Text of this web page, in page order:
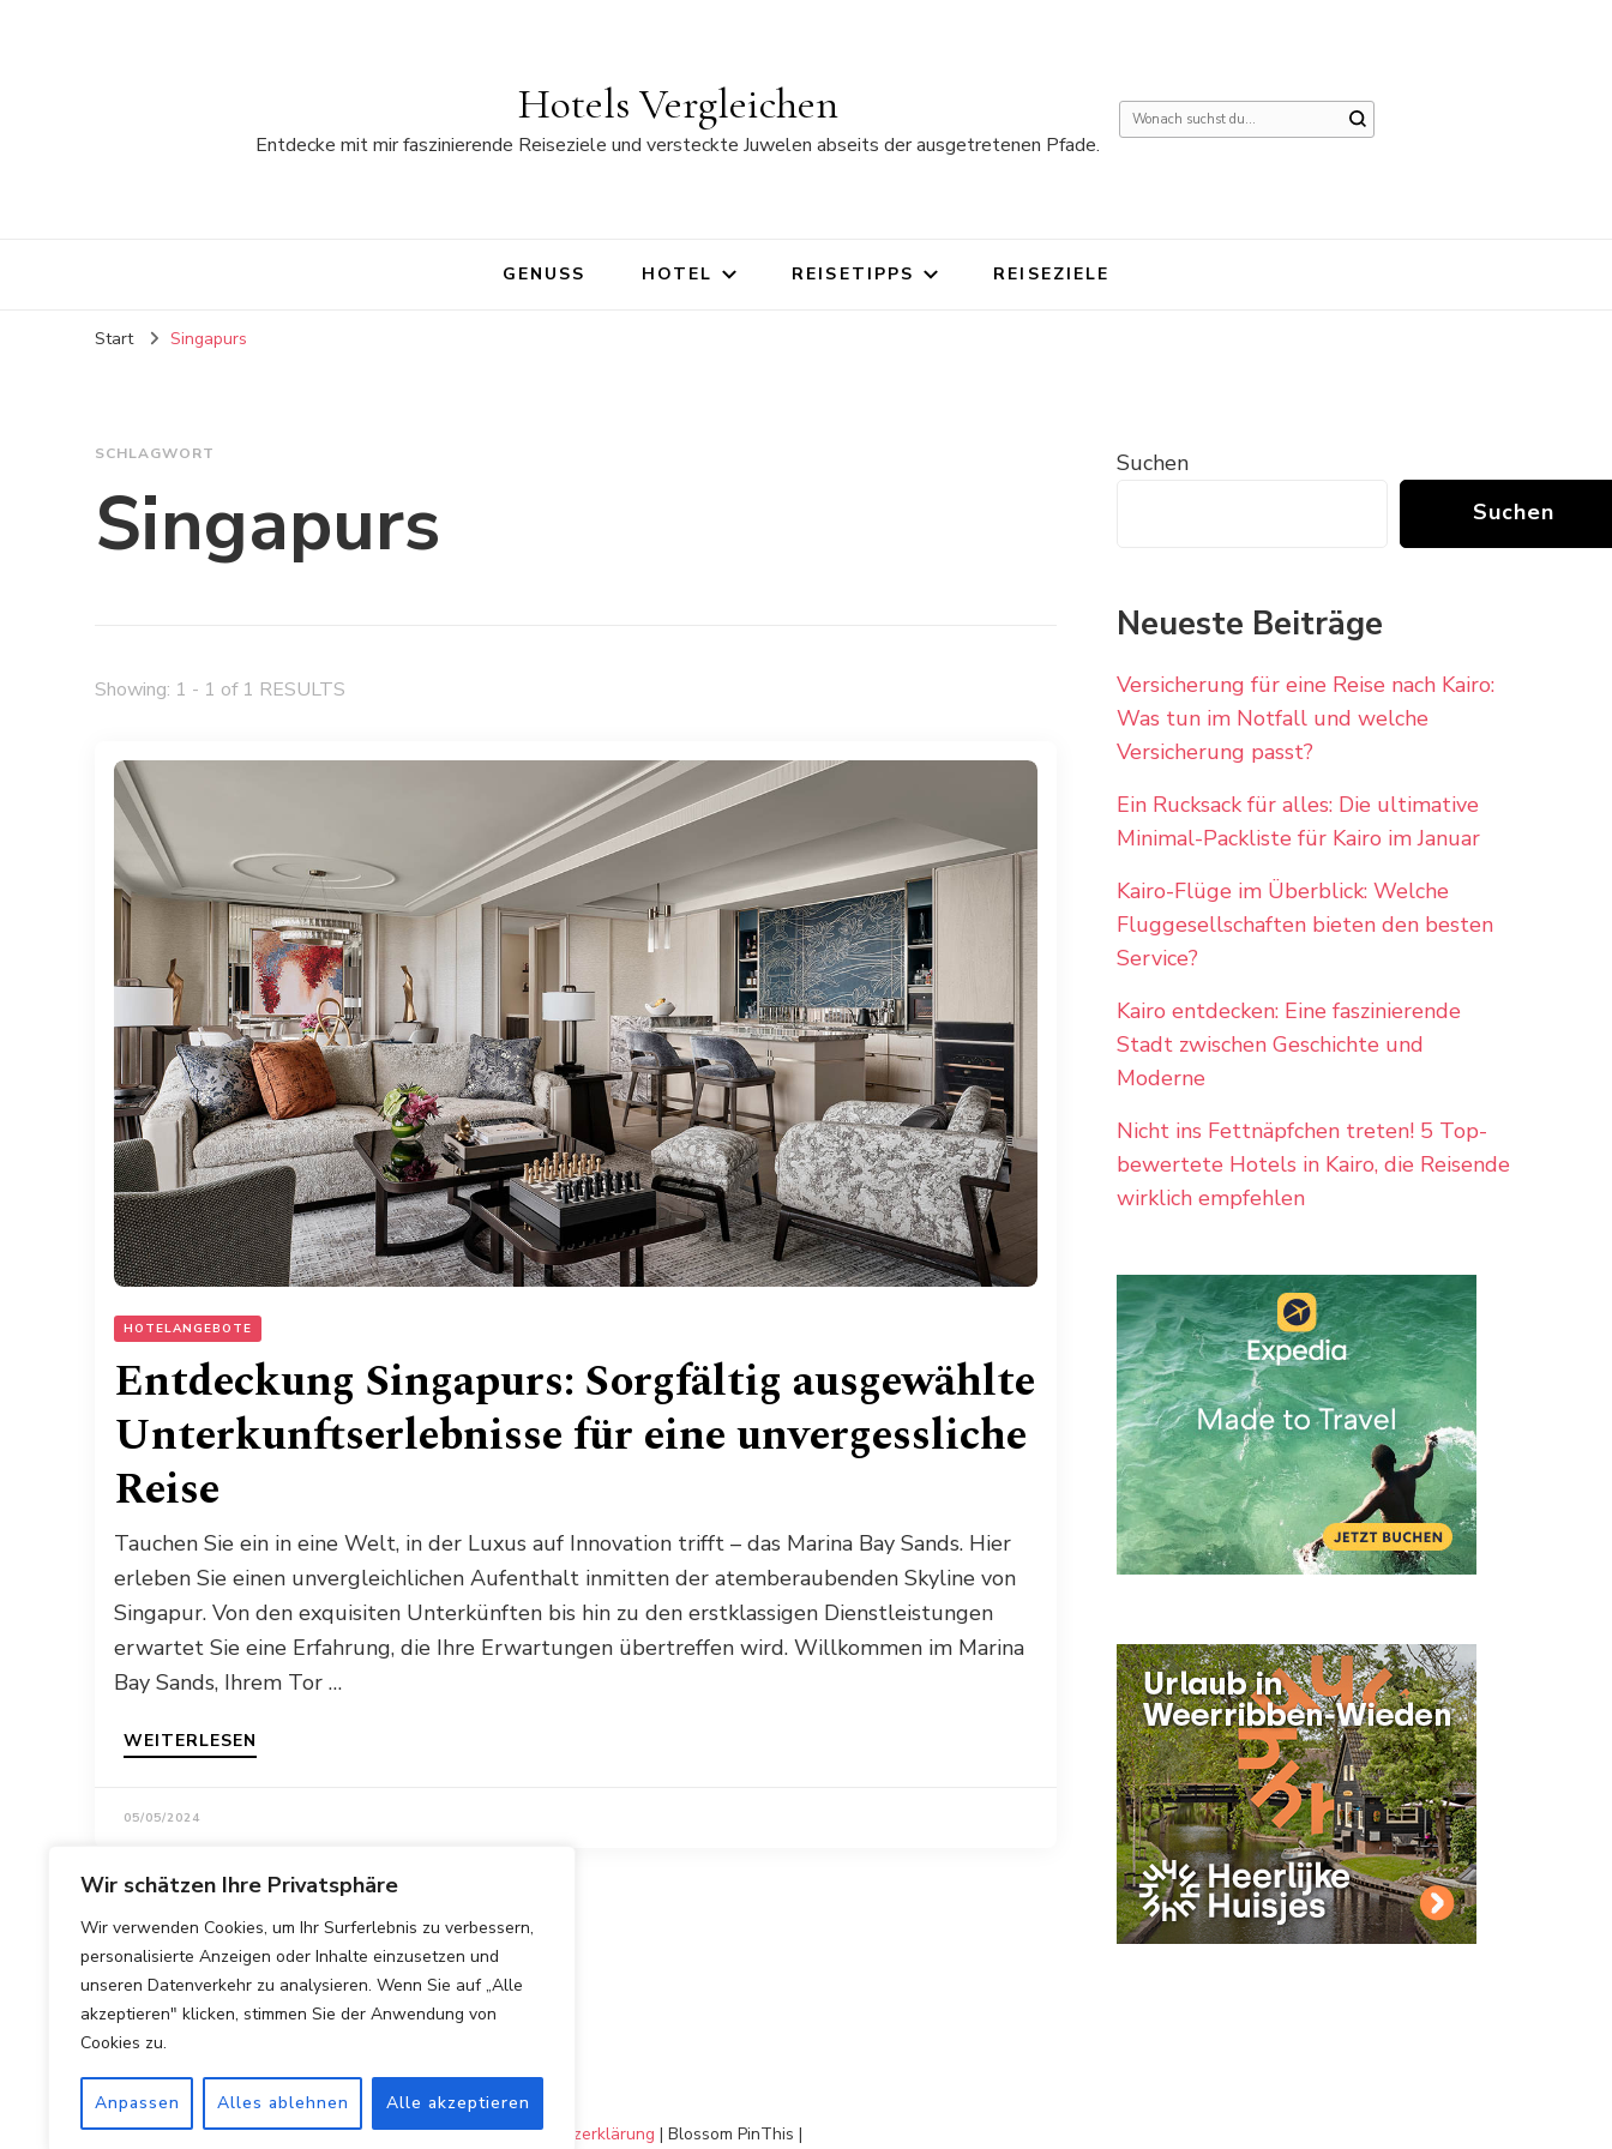
Wir schätzen Ihre Privatsphäre
Wir verwenden Cookies, um Ihr Surferlebnis zu verbessern,
personalisierte Anzeigen oder Inhalte einzusetzen und
unseren Datenverkehr zu analysieren. Wenn Sie auf „Alle
akzeptieren" klicken, stimmen Sie der Anwendung von
Cookies zu.
Anpassen Alles ablehnen Alle akzeptieren
Hotels Vergleichen
Entdecke mit mir faszinierende Reiseziele und versteckte Juwelen abseits der ausgetretenen Pfade.
Suchst
GENUSS HOTEL REISETIPPS REISEZIELE
Start Singapurs
SCHLAGWORT
Singapurs
Showing: 1 - 1 of 1 RESULTS
HOTELANGEBOTE
Entdeckung Singapurs: Sorgfältig ausgewählte
Unterkunftserlebnisse für eine unvergessliche
Reise
Tauchen Sie ein in eine Welt, in der Luxus auf Innovation trifft – das Marina Bay Sands. Hier
erleben Sie einen unvergleichlichen Aufenthalt inmitten der atemberaubenden Skyline von
Singapur. Von den exquisiten Unterkünften bis hin zu den erstklassigen Dienstleistungen
erwartet Sie eine Erfahrung, die Ihre Erwartungen übertreffen wird. Willkommen im Marina
Bay Sands, Ihrem Tor …
WEITERLESEN
05/05/2024
Suchen
Suchen
Neueste Beiträge
Versicherung für eine Reise nach Kairo:
Was tun im Notfall und welche
Versicherung passt?
Ein Rucksack für alles: Die ultimative
Minimal-Packliste für Kairo im Januar
Kairo-Flüge im Überblick: Welche
Fluggesellschaften bieten den besten
Service?
Kairo entdecken: Eine faszinierende
Stadt zwischen Geschichte und
Moderne
Nicht ins Fettnäpfchen treten! 5 Top-
bewertete Hotels in Kairo, die Reisende
wirklich empfehlen
Copyright © 2025 Hotels Vergleichen.Impressum|Datenschutzerklärung | Blossom PinThis |